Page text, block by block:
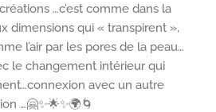
…c’est comme dans la
dimensions qui « transpirent »,
l’air par les pores de la peau…
le changement intérieur qui
avec un autre
…🤗✨🌟✨🌍🌀